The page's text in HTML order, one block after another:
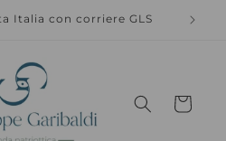
Italia con corriere GLS
Carrello